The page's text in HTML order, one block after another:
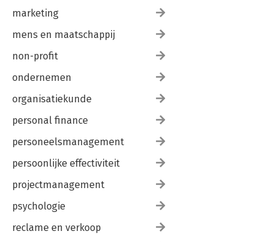
marketing
mens en maatschappij
non-profit
ondernemen
organisatiekunde
personal finance
personeelsmanagement
persoonlijke effectiviteit
projectmanagement
psychologie
reclame en verkoop